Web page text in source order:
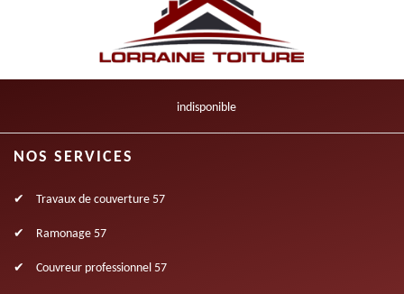
indisponible
NOS SERVICES
Travaux de couverture 57
Ramonage 57
Couvreur professionnel 57